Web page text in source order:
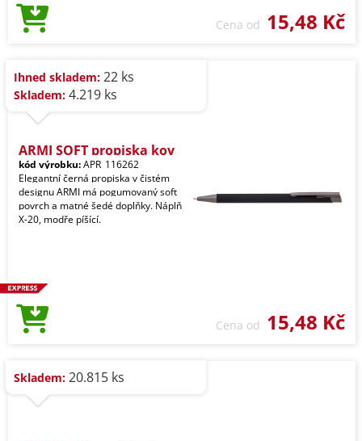
Cena od 15,48 Kč
Ihned skladem: 22 ks
Skladem: 4.219 ks
ARMI SOFT propiska kov
kód výrobku:APR_116262
Elegantní černá propiska v čistém
designu ARMI má pogumovaný soft
povrch a matné šedé doplňky. Náplň
X-20, modře píšící.
Cena od 15,48 Kč
Skladem: 20.815 ks